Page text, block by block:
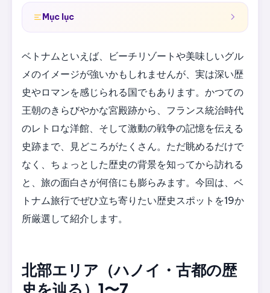
Mục lục
ベトナムといえば、ビーチリゾートや美味しいグル
メのイメージが強いかもしれませんが、実は深い歴
史やロマンを感じられる国でもあります。かつての
王朝のきらびやかな宮殿跡から、フランス統治時代
のレトロな洋館、そして激動の戦争の記憶を伝える
史跡まで、見どころがたくさん。ただ眺めるだけで
なく、ちょっとした歴史の背景を知ってから訪れる
と、旅の面白さが何倍にも膨らみます。今回は、ベ
トナム旅行でぜひ立ち寄りたい歴史スポットを19か
所厳選して紹介します。
北部エリア（ハノイ・古都の歴
史を辿る）1〜7